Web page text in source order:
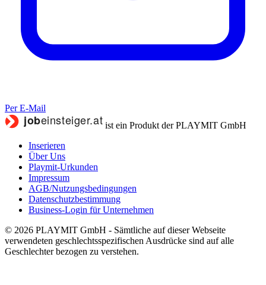
Per E-Mail
ist ein Produkt der PLAYMIT GmbH
Inserieren
Über Uns
Playmit-Urkunden
Impressum
AGB/Nutzungsbedingungen
Datenschutzbestimmung
Business-Login für Unternehmen
© 2026 PLAYMIT GmbH - Sämtliche auf dieser Webseite
verwendeten geschlechtsspezifischen Ausdrücke sind auf alle
Geschlechter bezogen zu verstehen.